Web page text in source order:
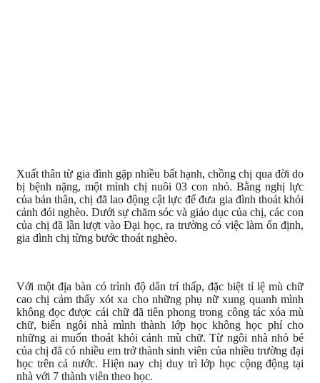
Xuất thân từ gia đình gặp nhiều bất hạnh, chồng chị qua đời do
bị bệnh nặng, một mình chị nuôi 03 con nhỏ. Bằng nghị lực
của bản thân, chị đã lao động cật lực để đưa gia đình thoát khỏi
cảnh đói nghèo. Dưới sự chăm sóc và giáo dục của chị, các con
của chị đã lần lượt vào Đại học, ra trường có việc làm ổn định,
gia đình chị từng bước thoát nghèo.
Với một địa bàn có trình độ dân trí thấp, đặc biệt tỉ lệ mù chữ
cao chị cảm thấy xót xa cho những phụ nữ xung quanh mình
không đọc được cái chữ đã tiên phong trong công tác xóa mù
chữ, biến ngôi nhà mình thành lớp học không học phí cho
những ai muốn thoát khỏi cảnh mù chữ. Từ ngôi nhà nhỏ bé
của chị đã có nhiều em trở thành sinh viên của nhiều trường đại
học trên cả nước. Hiện nay chị duy trì lớp học cộng động tại
nhà với 7 thành viên theo học.